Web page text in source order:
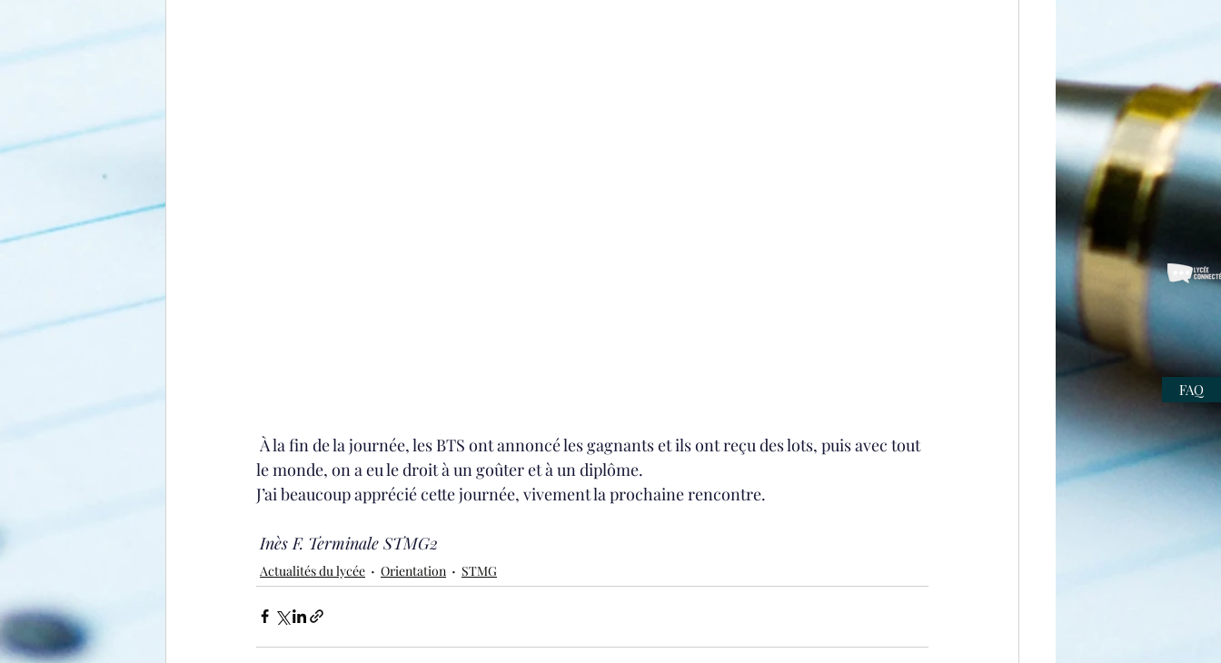
FAQ
À la fin de la journée, les BTS ont annoncé les gagnants et ils ont reçu des lots, puis avec tout
le monde, on a eu le droit à un goûter et à un diplôme.
J’ai beaucoup apprécié cette journée, vivement la prochaine rencontre.
Inès F. Terminale STMG2
Actualités du lycée Orientation STMG